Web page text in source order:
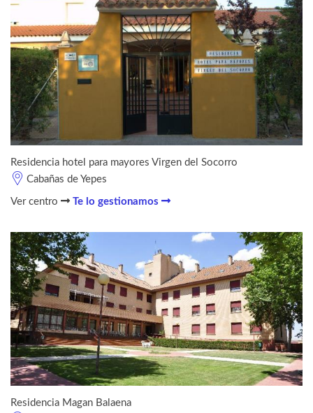
Residencia hotel para mayores Virgen del Socorro
Cabañas de Yepes
Ver centro Te lo gestionamos
Residencia Magan Balaena